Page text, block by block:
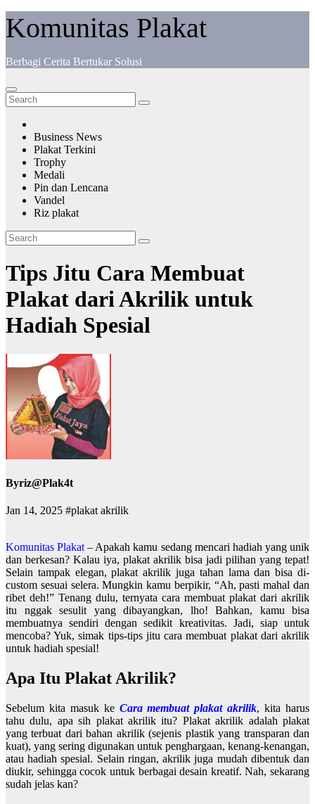
Komunitas Plakat
Berbagi Cerita Bertukar Solusi
Business News
Plakat Terkini
Trophy
Medali
Pin dan Lencana
Vandel
Riz plakat
Tips Jitu Cara Membuat
Plakat dari Akrilik untuk
Hadiah Spesial
Byriz@Plak4t
Jan 14, 2025 #plakat akrilik
Komunitas Plakat – Apakah kamu sedang mencari hadiah yang unik
dan berkesan? Kalau iya, plakat akrilik bisa jadi pilihan yang tepat!
Selain tampak elegan, plakat akrilik juga tahan lama dan bisa di-
custom sesuai selera. Mungkin kamu berpikir, “Ah, pasti mahal dan
ribet deh!” Tenang dulu, ternyata cara membuat plakat dari akrilik
itu nggak sesulit yang dibayangkan, lho! Bahkan, kamu bisa
membuatnya sendiri dengan sedikit kreativitas. Jadi, siap untuk
mencoba? Yuk, simak tips-tips jitu cara membuat plakat dari akrilik
untuk hadiah spesial!
Apa Itu Plakat Akrilik?
Sebelum kita masuk ke Cara membuat plakat akrilik, kita harus
tahu dulu, apa sih plakat akrilik itu? Plakat akrilik adalah plakat
yang terbuat dari bahan akrilik (sejenis plastik yang transparan dan
kuat), yang sering digunakan untuk penghargaan, kenang-kenangan,
atau hadiah spesial. Selain ringan, akrilik juga mudah dibentuk dan
diukir, sehingga cocok untuk berbagai desain kreatif. Nah, sekarang
sudah jelas kan?